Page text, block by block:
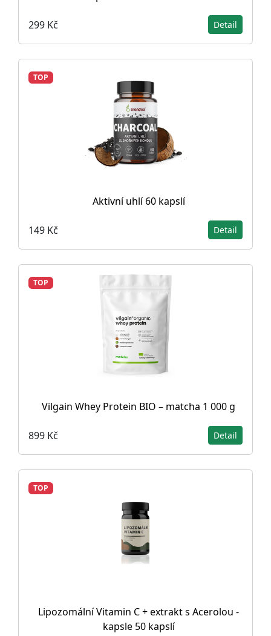
299 Kč Detail
TOP
Aktivní uhlí 60 kapslí
149 Kč Detail
TOP
Vilgain Whey Protein BIO – matcha 1 000 g
899 Kč Detail
TOP
Lipozomální Vitamin C + extrakt s Acerolou -
kapsle 50 kapslí